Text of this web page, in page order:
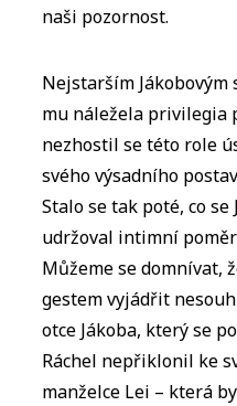
naši pozornost.
Nejstarším Jákobovým
mu náležela privilegia
nezhostil se této role
svého výsadního
Stalo se tak poté, co se
udržoval intimní
Můžeme se domnívat,
gestem vyjádřit
otce Jákoba, který se
Ráchel nepřiklonil ke
manželce Lei – která